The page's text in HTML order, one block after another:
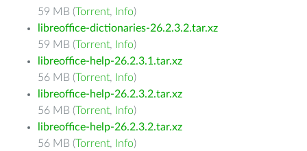
59 MB (Torrent, Info)
libreoffice-dictionaries-26.2.3.2.tar.xz
59 MB (Torrent, Info)
libreoffice-help-26.2.3.1.tar.xz
56 MB (Torrent, Info)
libreoffice-help-26.2.3.2.tar.xz
56 MB (Torrent, Info)
libreoffice-help-26.2.3.2.tar.xz
56 MB (Torrent, Info)